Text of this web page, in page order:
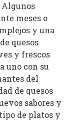
meses o
y una
quesos
y frescos
uno con su
del
de quesos
sabores y
de platos y